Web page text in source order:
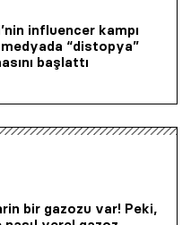
influencer kampı
“distopya”
başlattı
bir gazozu var! Peki,